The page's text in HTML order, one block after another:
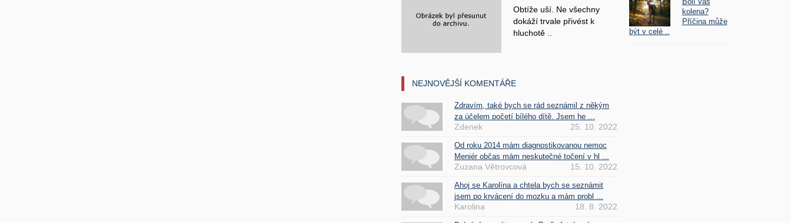
Obtíže uší. Ne všechny
dokáží trvale přivést k
hluchotě ..
NEJNOVĚJŠÍ KOMENTÁŘE
Zdravím, také bych se rád seznámil z někým
za účelem početí bílého dítě. Jsem he ...
Zdenek 25. 10. 2022
Od roku 2014 mám diagnostikovanou nemoc
Meniér občas mám neskutečné točení v hl ...
Zuzana Větrovcová 15. 10. 2022
Ahoj se Karolína a chtela bych se seznámit
jsem po krvácení do mozku a mám probl ...
Karolina 18. 8. 2022
kolena?
Příčina může
být v celé ..